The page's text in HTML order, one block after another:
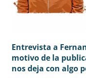
Entrevista a
motivo de la
nos deja con algo